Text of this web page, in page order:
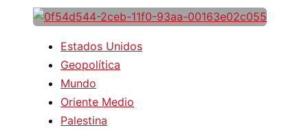
Estados Unidos
Geopolítica
Mundo
Oriente Medio
Palestina